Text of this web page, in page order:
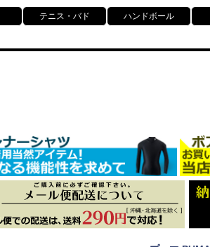
テニス・バド ハンドボール